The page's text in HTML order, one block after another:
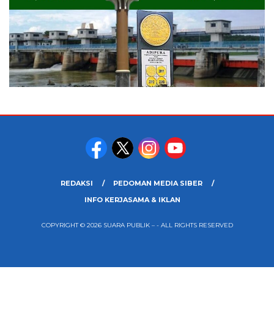
REDAKSI
PEDOMAN MEDIA SIBER
INFO KERJASAMA & IKLAN
COPYRIGHT © 2026 SUARA PUBLIK – - ALL RIGHTS RESERVED